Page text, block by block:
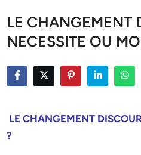
LE CHANGEMENT
NECESSITE OU
LE CHANGEMENT
?